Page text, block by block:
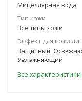
Мицеллярная вода
Тип кожи
Все типы кожи
Эффект для кожи
Защитный,
Увлажняющий
Все характеристики